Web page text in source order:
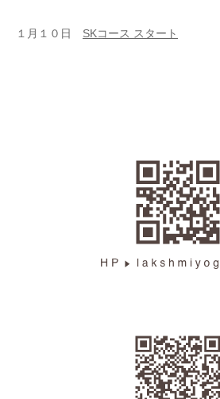
１月１０日 SKコース スタート